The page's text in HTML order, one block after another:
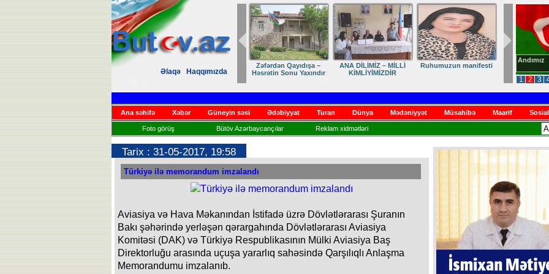
Əlaqə
Haqqımızda
1 2 3
Andımız
Zəfərdən Qayıdışa –
Həsrətin Sonu Yaxındır
ANA DİLİMİZ – MİLLİ
KİMLİYİMİZDİR
Ruhumuzun manifesti
Ana səhifə Xəbər Güneyin səsi Ədəbiyyat Turan Dünya Mədəniyyət Müsahibə Maarif
Foto görüş Bütöv Azərbaycançılar Reklam xidmətləri
Tarix : 31-05-2017, 19:58
Türkiyə ilə memorandum imzalandı
Aviasiya və Hava Məkanından İstifadə üzrə Dövlətlərarası Şuranın
Bakı şəhərində yerləşən qərargahında Dövlətlərarası Aviasiya
Komitəsi (DAK) və Türkiyə Respublikasının Mülki Aviasiya Baş
Direktorluğu arasında uçuşa yararlıq sahəsində Qarşılıqlı Anlaşma
Memorandumu imzalanıb.